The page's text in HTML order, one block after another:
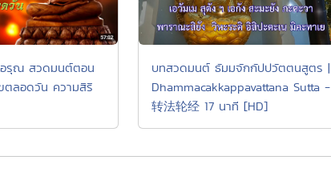
รุณ สวดมนต์ตอน
ตลอดวัน ความสิริ
บทสวดมนต์ ธัมมจักกัปปวัตตนสูตร |
Dhammacakkappavattana Sutta -
转法轮经 17 นาที [HD]